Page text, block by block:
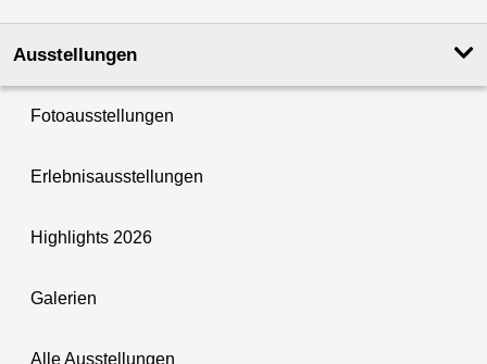
Ausstellungen
Fotoausstellungen
Erlebnisausstellungen
Highlights 2026
Galerien
Alle Ausstellungen